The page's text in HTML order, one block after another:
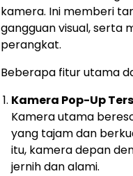
kamera. Ini memberi
gangguan visual, serta
perangkat.
Beberapa fitur utama
Kamera Pop-Up
Kamera utama
yang tajam dan
itu, kamera depan
jernih dan alami.